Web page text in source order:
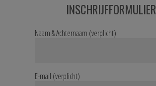
INSCHRIJFFORMULIER
Naam & Achternaam (verplicht)
E-mail (verplicht)